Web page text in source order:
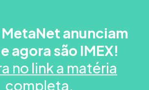
anunciam
agora são IMEX!
no link a matéria
completa.